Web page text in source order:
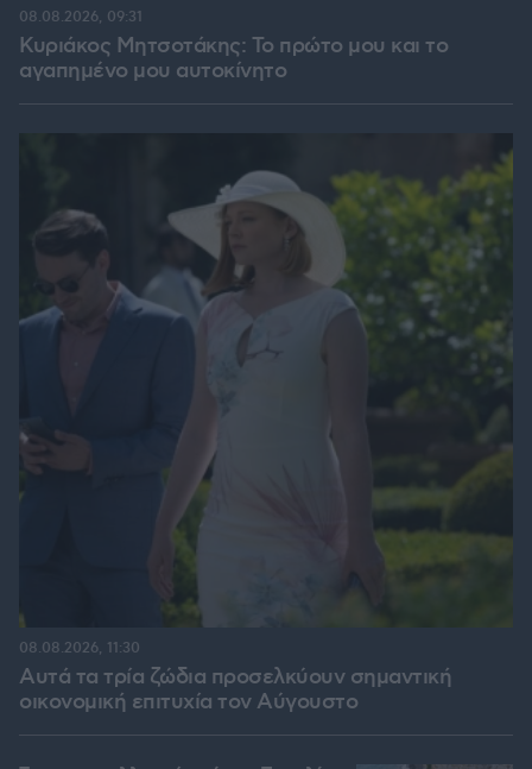
Κυριάκος Μητσοτάκης: Το πρώτο μου και το
αγαπημένο μου αυτοκίνητο
08.08.2026, 09:31
Αυτά τα τρία ζώδια προσελκύουν σημαντική
οικονομική επιτυχία τον Αύγουστο
08.08.2026, 11:30